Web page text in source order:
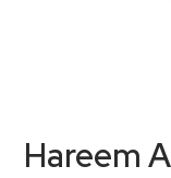
Hareem